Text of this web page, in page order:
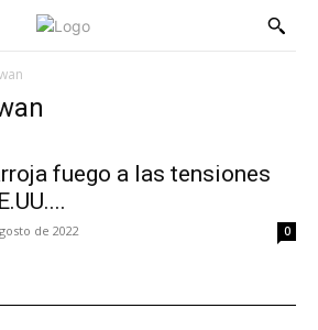
fuego a las tensiones
de 2022 0